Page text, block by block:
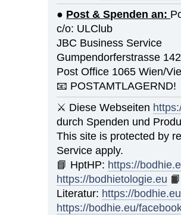
● Post & Spenden an:
c/o: ULClub
JBC Business Service
Gumpendorferstrasse 142
Post Office 1065 Wien/
📧 POSTAMTLAGERND!
⚔ Diese Webseiten
durch Spenden und
This site is protected by
Service apply.
📘 HptHP: https://
https://bodhietologie.eu 📙
Literatur: https://
https://bodhie.eu/